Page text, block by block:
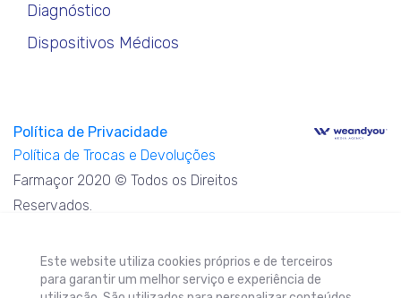
Diagnóstico
Dispositivos Médicos
Política de Privacidade
Política de Trocas e Devoluções
Farmaçor 2020 © Todos os Direitos
Reservados.
Este website utiliza cookies próprios e de terceiros
para garantir um melhor serviço e experiência de